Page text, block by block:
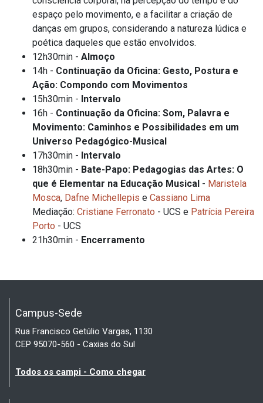
espaço pelo movimento, e a facilitar a criação de
danças em grupos, considerando a natureza lúdica e
poética daqueles que estão envolvidos.
12h30min - Almoço
14h - Continuação da Oficina: Gesto, Postura e
Ação: Compondo com Movimentos
15h30min - Intervalo
16h - Continuação da Oficina: Som, Palavra e
Movimento: Caminhos e Possibilidades em um
Universo Pedagógico-Musical
17h30min - Intervalo
18h30min - Bate-Papo: Pedagogias das Artes: O
que é Elementar na Educação Musical - Maristela
Mosca, Dafne Michellepis e Cassiano Lima
Mediação: Cristiane Ferronato - UCS e Patrícia Pereira
Porto - UCS
21h30min - Encerramento
Campus-Sede
Rua Francisco Getúlio Vargas, 1130
CEP 95070-560 - Caxias do Sul
Todos os campi - Como chegar